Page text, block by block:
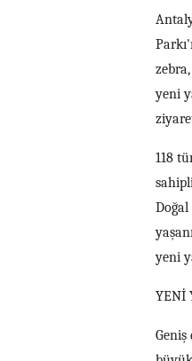
yeni
118
Doğal
yeni
YENİ